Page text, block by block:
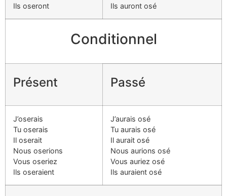
Ils oseront
Ils auront osé
Conditionnel
Présent Passé
J’oserais
Tu oserais
Il oserait
Nous oserions
Vous oseriez
Ils oseraient
J’aurais osé
Tu aurais osé
Il aurait osé
Nous aurions osé
Vous auriez osé
Ils auraient osé